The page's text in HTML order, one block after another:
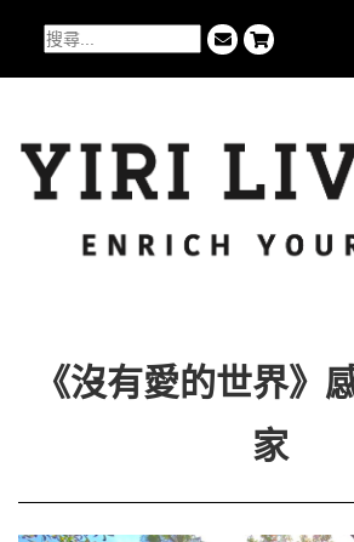
《沒有愛的世界》
家